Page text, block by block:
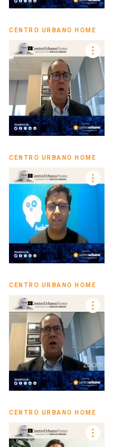
CENTRO URBANO HOME
CENTRO URBANO HOME
CENTRO URBANO HOME
CENTRO URBANO HOME